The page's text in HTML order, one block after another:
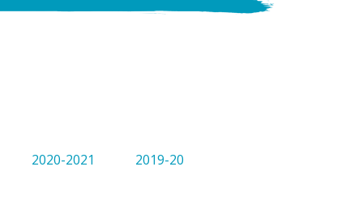
2020-2021 2019-20